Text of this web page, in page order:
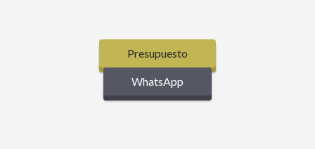
Presupuesto
WhatsApp